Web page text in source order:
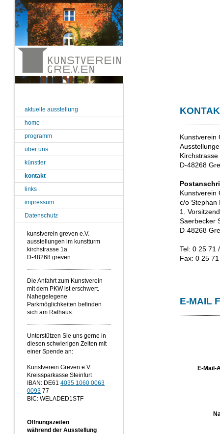
Kunstverein
Kirchstrasse
D-48268
Kunstverein
c/o Stephan
1.
Saerbecker
D-48268
Tel: 0 25 71
Fax: 0 25
E-MAIL
E-Mail-
aktuelle ausstellung
home
programm
über uns
künstler
kontakt
links
impressum
Datenschutz
kunstverein greven e.V.
ausstellungen im kunstturm
kirchstrasse 1a
D-48268 greven
Die Anfahrt zum Kunstverein
mit dem PKW ist erschwert.
Nahegelegene
Parkmöglichkeiten befinden
sich am Rathaus.
Unterstützen Sie uns gerne in
diesen schwierigen Zeiten mit
einer Spende an:
Kunstverein Greven e.V.
Kreissparkasse Steinfurt
IBAN: DE61 4035 1060 0063
0093 77
BIC: WELADED1STF
Öffnungszeiten
während der Ausstellung